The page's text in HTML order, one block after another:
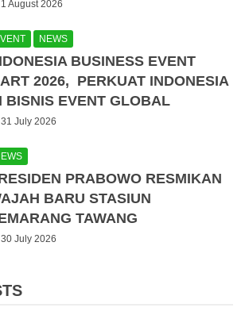
1 August 2026
NEWS
BUSINESS EVENT
2026, PERKUAT INDONESIA
BISNIS EVENT GLOBAL
31 July 2026
PRABOWO RESMIKAN
BARU STASIUN
TAWANG
30 July 2026